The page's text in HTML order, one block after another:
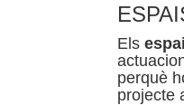
Els
perquè
projecte